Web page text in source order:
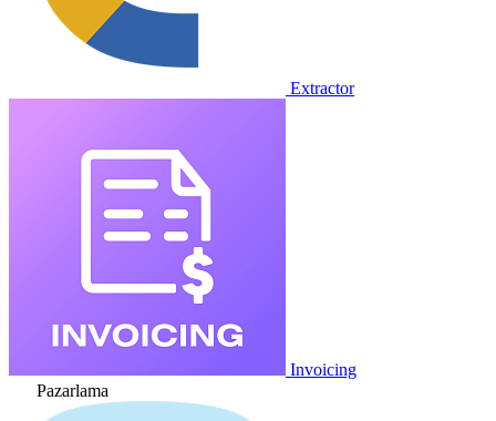
Extractor
Invoicing
Pazarlama